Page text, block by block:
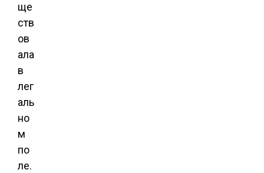
ще
ств
ов
ала
в
лег
аль
но
м
по
ле.